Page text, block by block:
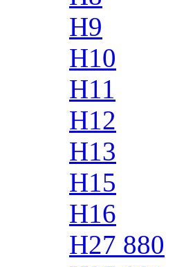
H9
H10
H11
H12
H13
H15
H16
H27 880